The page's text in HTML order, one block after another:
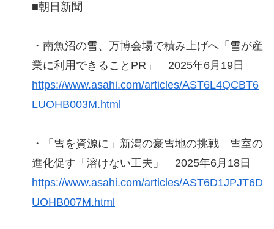
■朝日新聞
・南魚沼の雪、万博会場で積み上げへ「雪が産
業に利用できることPR」 2025年6月19日
https://www.asahi.com/articles/AST6L4QCBT6
LUOHB003M.html
・「雪を資源に」新潟の豪雪地の挑戦 雪室の
進化促す「溶けない工夫」 2025年6月18日
https://www.asahi.com/articles/AST6D1JPJT6D
UOHB007M.html